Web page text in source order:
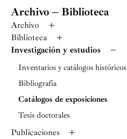
Archivo – Biblioteca
Archivo
Biblioteca
Investigación y estudios
Inventarios y catálogos históricos
Bibliografía
Catálogos de exposiciones
Tesis doctorales
Publicaciones